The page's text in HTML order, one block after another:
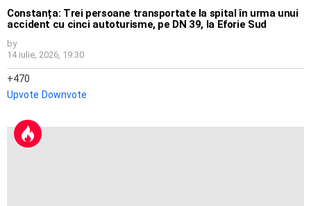
Constanța: Trei persoane transportate la spital în urma unui
accident cu cinci autoturisme, pe DN 39, la Eforie Sud
by
14 iulie, 2026, 19:30
470
Upvote Downvote